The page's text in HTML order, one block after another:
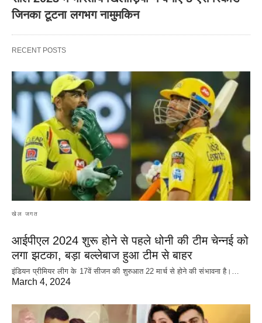
जिनका टूटना लगभग नामुमकिन
RECENT POSTS
खेल जगत
आईपीएल 2024 शुरू होने से पहले धोनी की टीम चेन्नई को
लगा झटका, बड़ा बल्लेबाज हुआ टीम से बाहर
इंडियन प्रीमियर लीग के 17वें सीजन की शुरुआत 22 मार्च से होने की संभावना है।…
March 4, 2024